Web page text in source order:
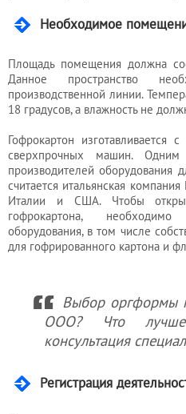
Необходимое
Площадь помещения должна
Данное пространство
производственной линии.
18 градусов, а влажность не
Гофрокартон изготавливается
сверхпрочных машин.
производителей оборудования
считается итальянская
Италии и США. Чтобы
гофрокартона,
оборудования, в том числе
для гофрированного картона и
Выбор оргформы
ООО? Что
консультация
Регистрация